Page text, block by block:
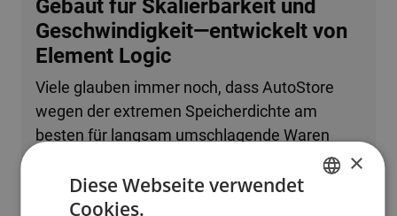
Gebaut für Skalierbarkeit und
Geschwindigkeit—entwickelt von
Element Logic
Viele glauben immer noch, dass AutoStore
wegen der extremen Speicherdichte am
besten für langsam umschlagende Waren
oder kleine Betriebe geeignet ist. Tatsache ist,
dass das System problemlos mehrere
zehntausend Bestellzeilen pro Stunde
×
Diese Webseite verwendet
Cookies.